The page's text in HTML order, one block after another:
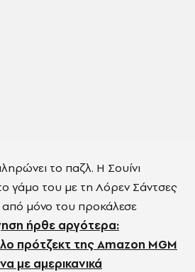
το παζλ. Η Σουίνι
γάμο του με τη Λόρεν Σάντσες
από μόνο του προκάλεσε
ήρθε αργότερα:
πρότζεκτ της Amazon MGM
με αμερικανικά